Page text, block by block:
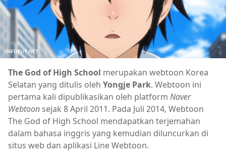
The God of High School merupakan webtoon Korea
Selatan yang ditulis oleh Yongje Park. Webtoon ini
pertama kali dipublikasikan oleh platform Naver
Webtoon sejak 8 April 2011. Pada Juli 2014, Webtoon
The God of High School mendapatkan terjemahan
dalam bahasa inggris yang kemudian diluncurkan di
situs web dan aplikasi Line Webtoon.